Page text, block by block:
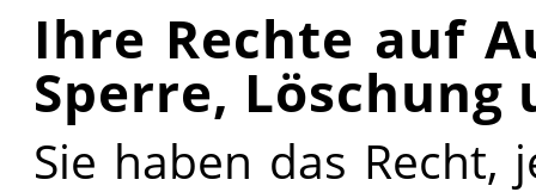
Ihre Rechte auf
Sperre,
Sie haben das